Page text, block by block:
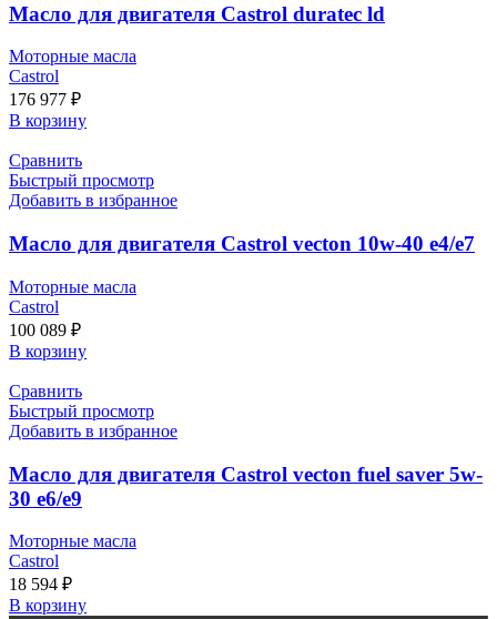
Масло для двигателя Castrol duratec ld
Моторные масла
Castrol
176 977 ₽
В корзину
Сравнить
Быстрый просмотр
Добавить в избранное
Масло для двигателя Castrol vecton 10w-40 e4/e7
Моторные масла
Castrol
100 089 ₽
В корзину
Сравнить
Быстрый просмотр
Добавить в избранное
Масло для двигателя Castrol vecton fuel saver 5w-
30 e6/e9
Моторные масла
Castrol
18 594 ₽
В корзину